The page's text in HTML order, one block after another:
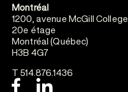
Montréal
1200, avenue McGill College,
20e étage
Montréal (Québec)
H3B 4G7
T 514.876.1436